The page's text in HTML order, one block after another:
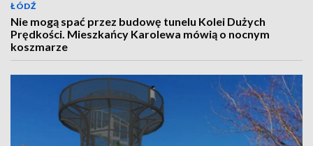
ŁÓDŹ
Nie mogą spać przez budowę tunelu Kolei Dużych
Prędkości. Mieszkańcy Karolewa mówią o nocnym
koszmarze